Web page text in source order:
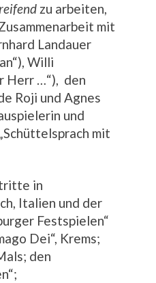
zu arbeiten,
mit
Landauer
Willi
Herr …“), den
Roji und Agnes
und
mit
in
Italien und der
Festspielen“
Dei“, Krems;
den